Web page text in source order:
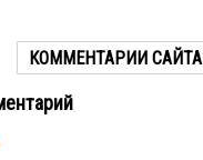
КОММЕНТАРИИ САЙТА